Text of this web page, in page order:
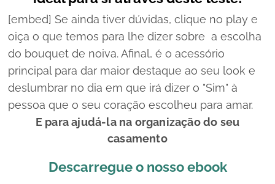
[embed] Se ainda tiver dúvidas, clique no play e
oiça o que temos para lhe dizer sobre a escolha
do bouquet de noiva. Afinal, é o acessório
principal para dar maior destaque ao seu look e
deslumbrar no dia em que irá dizer o "Sim" à
pessoa que o seu coração escolheu para amar.
E para ajudá-la na organização do seu
casamento
Descarregue o nossoebook